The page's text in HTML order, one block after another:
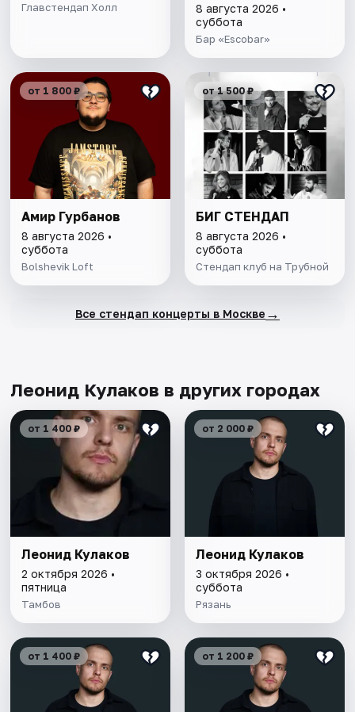
Главстендап Холл
8 августа 2026 •
суббота
Бар «Escobar»
от 1 800 ₽
Амир Гурбанов
8 августа 2026 •
суббота
Bolshevik Loft
от 1 500 ₽
БИГ СТЕНДАП
8 августа 2026 •
суббота
Стендап клуб на Трубной
Все стендап концерты в Москве →
Леонид Кулаков в других городах
от 1 400 ₽
Леонид Кулаков
2 октября 2026 •
пятница
Тамбов
от 2 000 ₽
Леонид Кулаков
3 октября 2026 •
суббота
Рязань
от 1 400 ₽ от 1 200 ₽